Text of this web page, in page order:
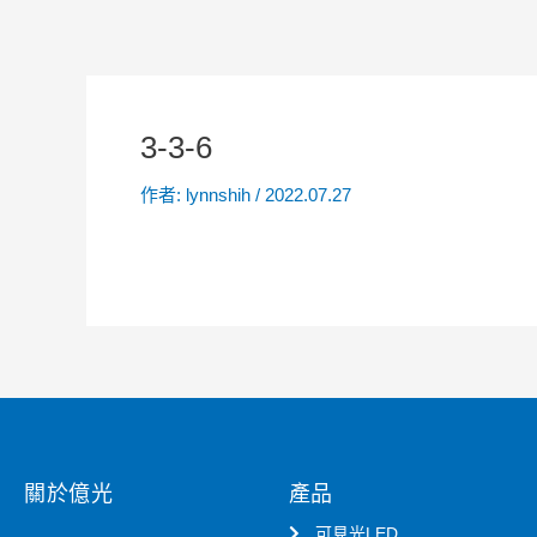
3-3-6
作者: lynnshih / 2022.07.27
關於億光 產品